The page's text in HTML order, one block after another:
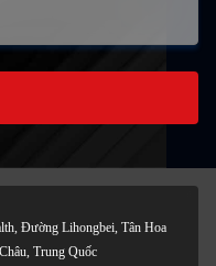
Đường Lihongbei, Tân Hoa
Trung Quốc